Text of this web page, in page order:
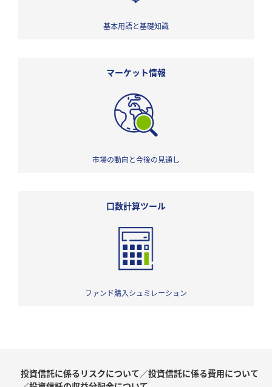
基本用語と基礎知識
マーケット情報
市場の動向と今後の見通し
口数計算ツール
ファンド購入シュミレーション
投資信託に係るリスクについて／投資信託に係る費用について